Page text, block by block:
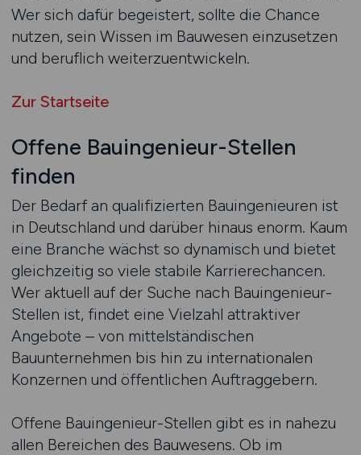
Wer sich dafür begeistert, sollte die Chance
nutzen, sein Wissen im Bauwesen einzusetzen
und beruflich weiterzuentwickeln.
Zur Startseite
Offene Bauingenieur-Stellen
finden
Der Bedarf an qualifizierten Bauingenieuren ist
in Deutschland und darüber hinaus enorm. Kaum
eine Branche wächst so dynamisch und bietet
gleichzeitig so viele stabile Karrierechancen.
Wer aktuell auf der Suche nach Bauingenieur-
Stellen ist, findet eine Vielzahl attraktiver
Angebote – von mittelständischen
Bauunternehmen bis hin zu internationalen
Konzernen und öffentlichen Auftraggebern.
Offene Bauingenieur-Stellen gibt es in nahezu
allen Bereichen des Bauwesens. Ob im